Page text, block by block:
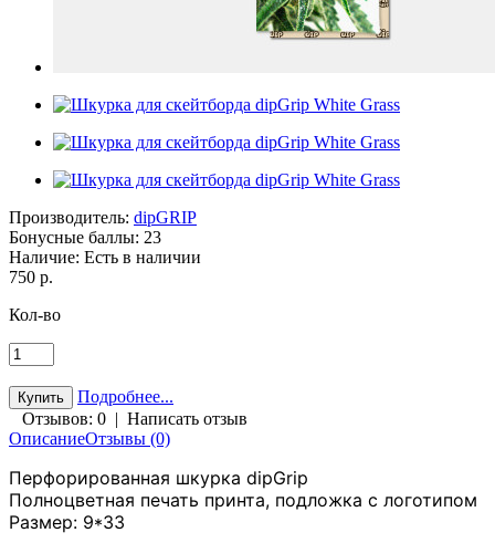
Производитель: dipGRIP
Бонусные баллы: 23
Наличие: Есть в наличии
750 р.
Кол-во
Подробнее...
Отзывов: 0 | Написать отзыв
ОписаниеОтзывы (0)
Перфорированная шкурка dipGrip
Полноцветная печать принта, подложка с логотипом
Размер: 9*33